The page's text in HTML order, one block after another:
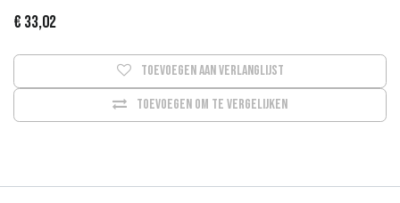
€ 33,02
Toevoegen om te vergelijken
Toevoegen aan verlanglijst